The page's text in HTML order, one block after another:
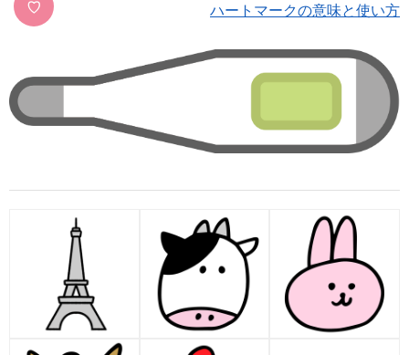
♡ ハートマークの意味と使い方